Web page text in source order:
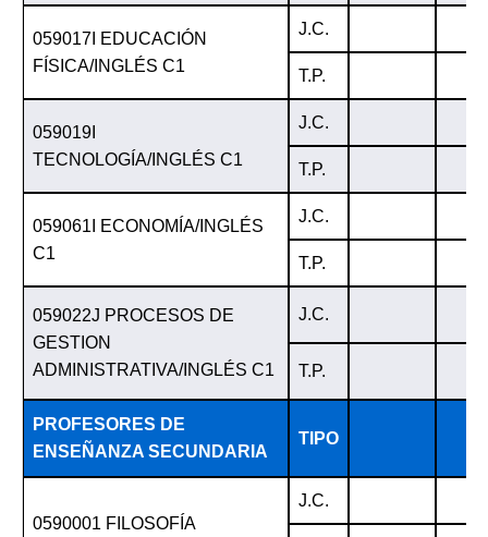
059017I EDUCACIÓN
FÍSICA/INGLÉS C1
J.C.
T.P.
059019I
TECNOLOGÍA/INGLÉS C1
J.C.
T.P.
059061I ECONOMÍA/INGLÉS
C1
J.C.
T.P.
059022J PROCESOS DE
GESTION
ADMINISTRATIVA/INGLÉS C1
J.C.
T.P.
PROFESORES DE
ENSEÑANZA SECUNDARIA
TIPO
0590001 FILOSOFÍA
J.C.